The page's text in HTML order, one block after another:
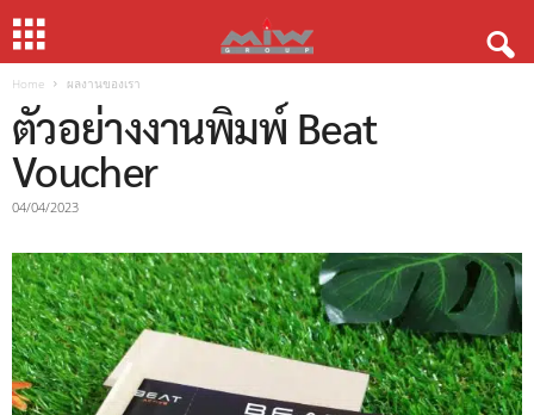
Home ผลงานของเรา
ตัวอย่างงานพิมพ์ Beat
Voucher
04/04/2023